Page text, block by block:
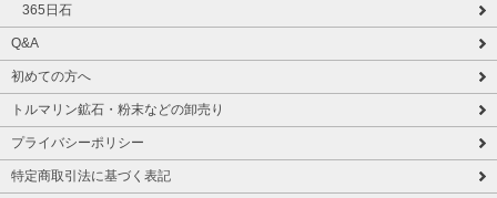
365日石
Q&A
初めての方へ
トルマリン鉱石・粉末などの卸売り
プライバシーポリシー
特定商取引法に基づく表記